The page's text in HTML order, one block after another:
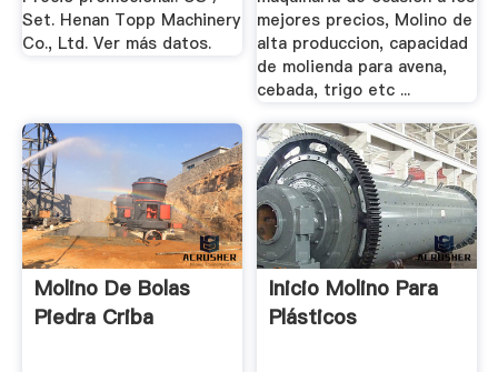
Set. Henan Topp Machinery
Co., Ltd. Ver más datos.
mejores precios, Molino de
alta produccion, capacidad
de molienda para avena,
cebada, trigo etc ...
Molino De Bolas
Piedra Criba
Inicio Molino Para
Plásticos